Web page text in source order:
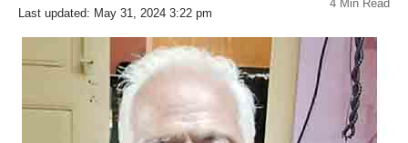
Last updated: May 31, 2024 3:22 pm
4 Min Read